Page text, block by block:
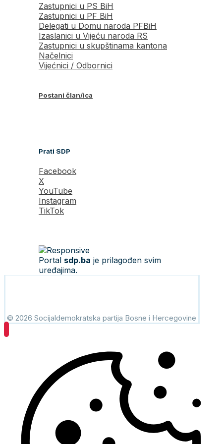
Zastupnici u PS BiH
Zastupnici u PF BiH
Delegati u Domu naroda PFBiH
Izaslanici u Vijeću naroda RS
Zastupnici u skupštinama kantona
Načelnici
Vijećnici / Odbornici
Postani član/ica
Prati SDP
Facebook
X
YouTube
Instagram
TikTok
Portal sdp.ba je prilagođen svim
uređajima.
© 2026 Socijaldemokratska partija Bosne i Hercegovine